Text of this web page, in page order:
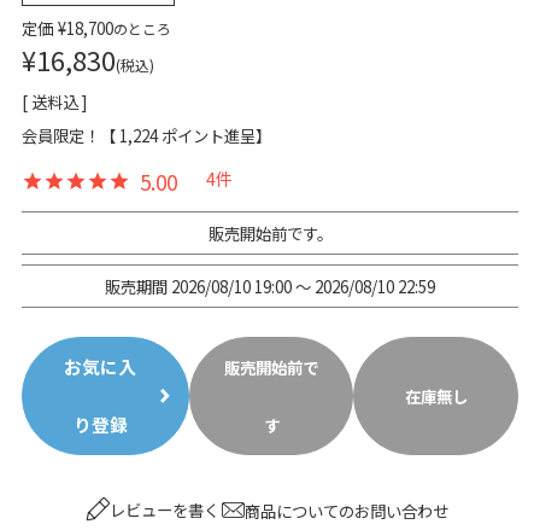
定価 ¥18,700のところ
¥16,830 税込
送料込
会員限定！【 1,224 ポイント進呈】
5.00 4
販売開始前です。
販売期間 2026/08/10 19:00〜 2026/08/10 22:59
お気に入
り登録
販売開始前で
す
在庫無し
レビューを書く 商品についてのお問い合わせ